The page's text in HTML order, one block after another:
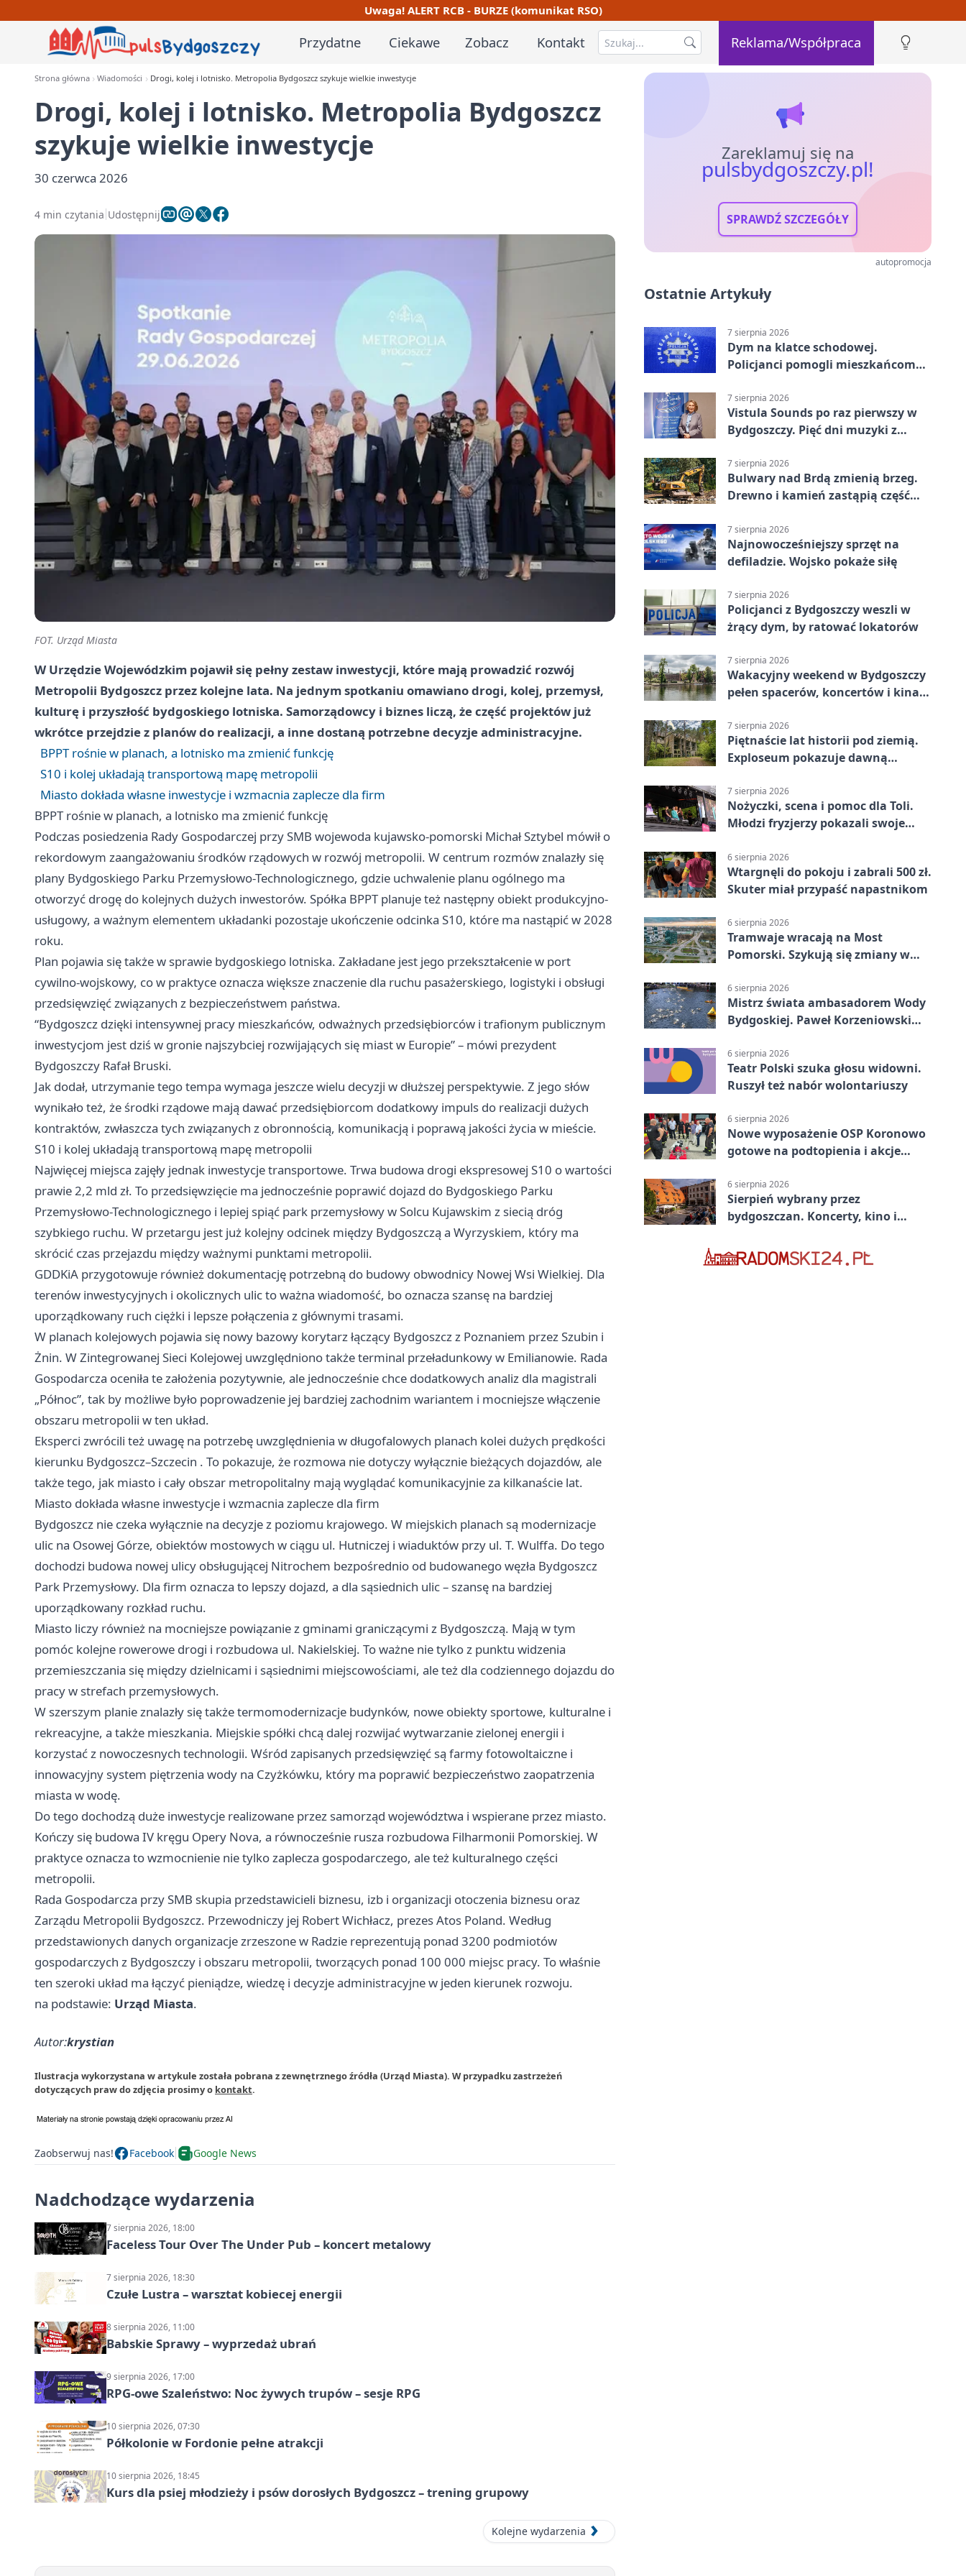
Uwaga! ALERT RCB - BURZE (komunikat RSO)
Przydatne Ciekawe Zobacz Kontakt Reklama/Współpraca
Strona główna Wiadomości Drogi, kolej i lotnisko. Metropolia Bydgoszcz szykuje wielkie inwestycje
Drogi, kolej i lotnisko. Metropolia Bydgoszcz
szykuje wielkie inwestycje
30 czerwca 2026
4 min czytania Udostępnij
FOT. Urząd Miasta
W Urzędzie Wojewódzkim pojawił się pełny zestaw inwestycji, które mają prowadzić rozwój
Metropolii Bydgoszcz przez kolejne lata. Na jednym spotkaniu omawiano drogi, kolej, przemysł,
kulturę i przyszłość bydgoskiego lotniska. Samorządowcy i biznes liczą, że część projektów już
wkrótce przejdzie z planów do realizacji, a inne dostaną potrzebne decyzje administracyjne.
BPPT rośnie w planach, a lotnisko ma zmienić funkcję
S10 i kolej układają transportową mapę metropolii
Miasto dokłada własne inwestycje i wzmacnia zaplecze dla firm
BPPT rośnie w planach, a lotnisko ma zmienić funkcję
Podczas posiedzenia Rady Gospodarczej przy SMB wojewoda kujawsko-pomorski Michał Sztybel mówił o
rekordowym zaangażowaniu środków rządowych w rozwój metropolii. W centrum rozmów znalazły się
plany Bydgoskiego Parku Przemysłowo-Technologicznego, gdzie uchwalenie planu ogólnego ma
otworzyć drogę do kolejnych dużych inwestorów. Spółka BPPT planuje też następny obiekt produkcyjno-
usługowy, a ważnym elementem układanki pozostaje ukończenie odcinka S10, które ma nastąpić w 2028
roku.
Plan pojawia się także w sprawie bydgoskiego lotniska. Zakładane jest jego przekształcenie w port
cywilno-wojskowy, co w praktyce oznacza większe znaczenie dla ruchu pasażerskiego, logistyki i obsługi
przedsięwzięć związanych z bezpieczeństwem państwa.
“Bydgoszcz dzięki intensywnej pracy mieszkańców, odważnych przedsiębiorców i trafionym publicznym
inwestycjom jest dziś w gronie najszybciej rozwijających się miast w Europie” – mówi prezydent
Bydgoszczy Rafał Bruski.
Jak dodał, utrzymanie tego tempa wymaga jeszcze wielu decyzji w dłuższej perspektywie. Z jego słów
wynikało też, że środki rządowe mają dawać przedsiębiorcom dodatkowy impuls do realizacji dużych
kontraktów, zwłaszcza tych związanych z obronnością, komunikacją i poprawą jakości życia w mieście.
S10 i kolej układają transportową mapę metropolii
Najwięcej miejsca zajęły jednak inwestycje transportowe. Trwa budowa drogi ekspresowej S10 o wartości
prawie 2,2 mld zł. To przedsięwzięcie ma jednocześnie poprawić dojazd do Bydgoskiego Parku
Przemysłowo-Technologicznego i lepiej spiąć park przemysłowy w Solcu Kujawskim z siecią dróg
szybkiego ruchu. W przetargu jest już kolejny odcinek między Bydgoszczą a Wyrzyskiem, który ma
skrócić czas przejazdu między ważnymi punktami metropolii.
GDDKiA przygotowuje również dokumentację potrzebną do budowy obwodnicy Nowej Wsi Wielkiej. Dla
terenów inwestycyjnych i okolicznych ulic to ważna wiadomość, bo oznacza szansę na bardziej
uporządkowany ruch ciężki i lepsze połączenia z głównymi trasami.
W planach kolejowych pojawia się nowy bazowy korytarz łączący Bydgoszcz z Poznaniem przez Szubin i
Żnin. W Zintegrowanej Sieci Kolejowej uwzględniono także terminal przeładunkowy w Emilianowie. Rada
Gospodarcza oceniła te założenia pozytywnie, ale jednocześnie chce dodatkowych analiz dla magistrali
„Północ”, tak by możliwe było poprowadzenie jej bardziej zachodnim wariantem i mocniejsze włączenie
obszaru metropolii w ten układ.
Eksperci zwrócili też uwagę na potrzebę uwzględnienia w długofalowych planach kolei dużych prędkości
kierunku Bydgoszcz–Szczecin . To pokazuje, że rozmowa nie dotyczy wyłącznie bieżących dojazdów, ale
także tego, jak miasto i cały obszar metropolitalny mają wyglądać komunikacyjnie za kilkanaście lat.
Miasto dokłada własne inwestycje i wzmacnia zaplecze dla firm
Bydgoszcz nie czeka wyłącznie na decyzje z poziomu krajowego. W miejskich planach są modernizacje
ulic na Osowej Górze, obiektów mostowych w ciągu ul. Hutniczej i wiaduktów przy ul. T. Wulffa. Do tego
dochodzi budowa nowej ulicy obsługującej Nitrochem bezpośrednio od budowanego węzła Bydgoszcz
Park Przemysłowy. Dla firm oznacza to lepszy dojazd, a dla sąsiednich ulic – szansę na bardziej
uporządkowany rozkład ruchu.
Miasto liczy również na mocniejsze powiązanie z gminami graniczącymi z Bydgoszczą. Mają w tym
pomóc kolejne rowerowe drogi i rozbudowa ul. Nakielskiej. To ważne nie tylko z punktu widzenia
przemieszczania się między dzielnicami i sąsiednimi miejscowościami, ale też dla codziennego dojazdu do
pracy w strefach przemysłowych.
W szerszym planie znalazły się także termomodernizacje budynków, nowe obiekty sportowe, kulturalne i
rekreacyjne, a także mieszkania. Miejskie spółki chcą dalej rozwijać wytwarzanie zielonej energii i
korzystać z nowoczesnych technologii. Wśród zapisanych przedsięwzięć są farmy fotowoltaiczne i
innowacyjny system piętrzenia wody na Czyżkówku, który ma poprawić bezpieczeństwo zaopatrzenia
miasta w wodę.
Do tego dochodzą duże inwestycje realizowane przez samorząd województwa i wspierane przez miasto.
Kończy się budowa IV kręgu Opery Nova, a równocześnie rusza rozbudowa Filharmonii Pomorskiej. W
praktyce oznacza to wzmocnienie nie tylko zaplecza gospodarczego, ale też kulturalnego części
metropolii.
Rada Gospodarcza przy SMB skupia przedstawicieli biznesu, izb i organizacji otoczenia biznesu oraz
Zarządu Metropolii Bydgoszcz. Przewodniczy jej Robert Wichłacz, prezes Atos Poland. Według
przedstawionych danych organizacje zrzeszone w Radzie reprezentują ponad 3200 podmiotów
gospodarczych z Bydgoszczy i obszaru metropolii, tworzących ponad 100 000 miejsc pracy. To właśnie
ten szeroki układ ma łączyć pieniądze, wiedzę i decyzje administracyjne w jeden kierunek rozwoju.
na podstawie: Urząd Miasta.
Autor:krystian
Ilustracja wykorzystana w artykule została pobrana z zewnętrznego źródła (Urząd Miasta). W przypadku zastrzeżeń
dotyczących praw do zdjęcia prosimy o kontakt.
Zaobserwuj nas! Facebook Google News
Nadchodzące wydarzenia
7 sierpnia 2026, 18:00
Faceless Tour Over The Under Pub – koncert metalowy
7 sierpnia 2026, 18:30
Czułe Lustra – warsztat kobiecej energii
8 sierpnia 2026, 11:00
Babskie Sprawy – wyprzedaż ubrań
9 sierpnia 2026, 17:00
RPG-owe Szaleństwo: Noc żywych trupów – sesje RPG
10 sierpnia 2026, 07:30
Półkolonie w Fordonie pełne atrakcji
10 sierpnia 2026, 18:45
Kurs dla psiej młodzieży i psów dorosłych Bydgoszcz – trening grupowy
Kolejne wydarzenia
Zareklamuj się na
pulsbydgoszczy.pl!
SPRAWDŹ SZCZEGÓŁY
autopromocja
Ostatnie Artykuły
7 sierpnia 2026
Dym na klatce schodowej.
Policjanci pomogli mieszkańcom
7 sierpnia 2026
Vistula Sounds po raz pierwszy w
Bydgoszczy. Pięć dni muzyki z
7 sierpnia 2026
Bulwary nad Brdą zmienią brzeg.
Drewno i kamień zastąpią część
7 sierpnia 2026
Najnowocześniejszy sprzęt na
defiladzie. Wojsko pokaże siłę
7 sierpnia 2026
Policjanci z Bydgoszczy weszli w
żrący dym, by ratować lokatorów
7 sierpnia 2026
Wakacyjny weekend w Bydgoszczy
pełen spacerów, koncertów i kina
7 sierpnia 2026
Piętnaście lat historii pod ziemią.
Exploseum pokazuje dawną
7 sierpnia 2026
Nożyczki, scena i pomoc dla Toli.
Młodzi fryzjerzy pokazali swoje
6 sierpnia 2026
Wtargnęli do pokoju i zabrali 500 zł.
Skuter miał przypaść napastnikom
6 sierpnia 2026
Tramwaje wracają na Most
Pomorski. Szykują się zmiany w
6 sierpnia 2026
Mistrz świata ambasadorem Wody
Bydgoskiej. Paweł Korzeniowski
6 sierpnia 2026
Teatr Polski szuka głosu widowni.
Ruszył też nabór wolontariuszy
6 sierpnia 2026
Nowe wyposażenie OSP Koronowo
gotowe na podtopienia i akcje
6 sierpnia 2026
Sierpień wybrany przez
bydgoszczan. Koncerty, kino i